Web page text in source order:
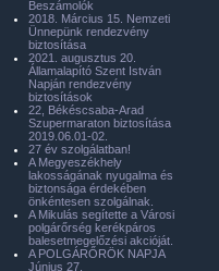
Beszámolók
2018. Március 15. Nemzeti
Ünnepünk rendezvény
biztosítása
2021. augusztus 20.
Államalapító Szent István
Napján rendezvény
biztosítások
22, Békéscsaba-Arad
Szupermaraton biztosítása
2019.06.01-02.
27 év szolgálatban!
A Megyeszékhely
lakosságának nyugalma és
biztonsága érdekében
önkéntesen szolgálnak.
A Mikulás segítette a Városi
polgárőrség kerékpáros
balesetmegelőzési akcióját.
A POLGÁRŐRÖK NAPJA
Június 27.